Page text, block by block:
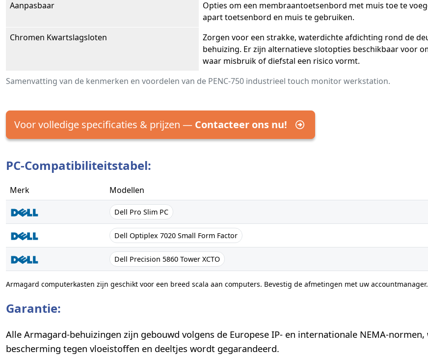
Samenvatting van de kenmerken en voordelen van de PENC-750 industrieel touch monitor werkstation.
Aanpasbaar
Opties om een membraantoetsenbord met muis toe te
apart toetsenbord en muis te gebruiken.
Chromen Kwartslagsloten
Zorgen voor een strakke, waterdichte afdichting rond de
behuizing. Er zijn alternatieve slotopties beschikbaar voor
waar misbruik of diefstal een risico vormt.
Voor volledige specificaties & prijzen — Contacteer ons nu!
PC-Compatibiliteitstabel:
Merk Modellen
Dell Pro Slim PC
Dell Optiplex 7020 Small Form Factor
Dell Precision 5860 Tower XCTO
Armagard computerkasten zijn geschikt voor een breed scala aan computers. Bevestig de afmetingen met uw accountmanager.
Garantie:
Alle Armagard-behuizingen zijn gebouwd volgens de Europese IP- en internationale NEMA-
bescherming tegen vloeistoffen en deeltjes wordt gegarandeerd.